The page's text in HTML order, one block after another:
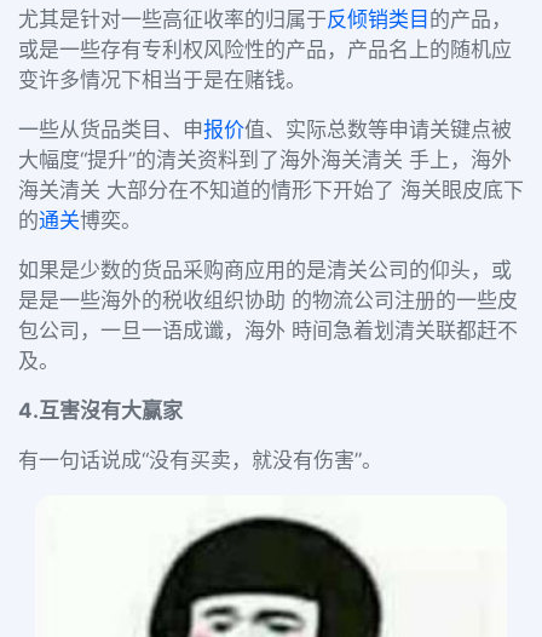
尤其是针对一些高征收率的归属于反倾销类目 的产品，
或是一些存有专利权风险性的产品，产品名上的随机应
变许多情况下相当于是在赌钱。
一些从货品类目、申报价值、实际总数等申请关键点被
大幅度“提升”的清关资料到了海外海关清关 手上，海外
海关清关 大部分在不知道的情形下开始了 海关眼皮底下
的通关博奕。
如果是少数的货品采购商应用的是清关公司的仰头，或
是是一些海外的税收组织协助 的物流公司注册的一些皮
包公司，一旦一语成谶，海外 時间急着划清关联都赶不
及。
4.互害沒有大赢家
有一句话说成“没有买卖，就没有伤害”。